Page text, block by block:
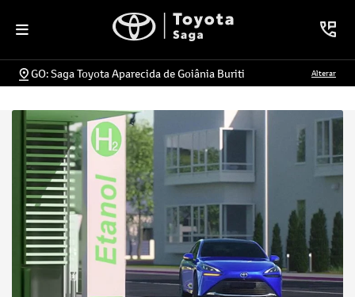
GO: Saga Toyota Aparecida de Goiânia Buriti Alterar